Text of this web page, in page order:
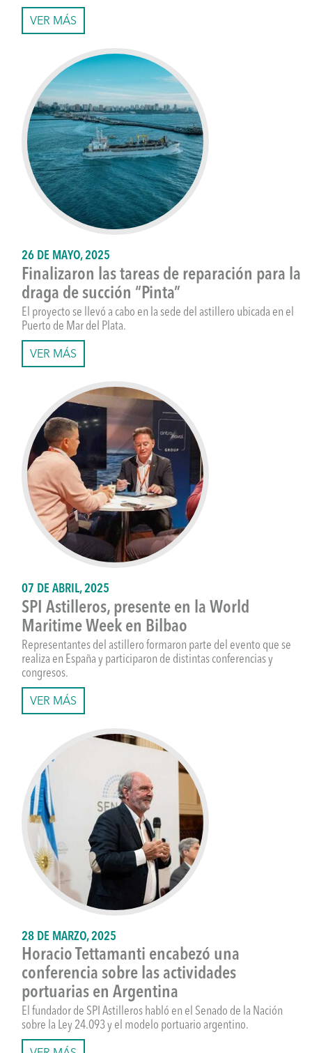
VER MÁS
26 DE MAYO, 2025
Finalizaron las tareas de reparación para la
draga de succión “Pinta”
El proyecto se llevó a cabo en la sede del astillero ubicada en el
Puerto de Mar del Plata.
VER MÁS
07 DE ABRIL, 2025
SPI Astilleros, presente en la World
Maritime Week en Bilbao
Representantes del astillero formaron parte del evento que se
realiza en España y participaron de distintas conferencias y
congresos.
VER MÁS
28 DE MARZO, 2025
Horacio Tettamanti encabezó una
conferencia sobre las actividades
portuarias en Argentina
El fundador de SPI Astilleros habló en el Senado de la Nación
sobre la Ley 24.093 y el modelo portuario argentino.